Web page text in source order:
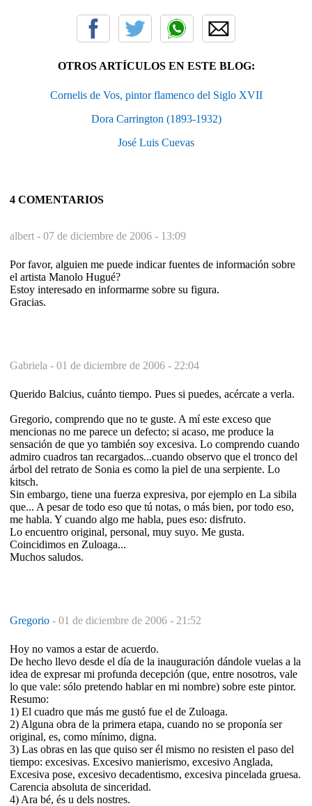
OTROS ARTÍCULOS EN ESTE BLOG:
Cornelis de Vos, pintor flamenco del Siglo XVII
Dora Carrington (1893-1932)
José Luis Cuevas
4 COMENTARIOS
albert - 07 de diciembre de 2006 - 13:09
Por favor, alguien me puede indicar fuentes de información sobre
el artista Manolo Hugué?
Estoy interesado en informarme sobre su figura.
Gracias.
Gabriela - 01 de diciembre de 2006 - 22:04
Querido Balcius, cuánto tiempo. Pues si puedes, acércate a verla.
Gregorio, comprendo que no te guste. A mí este exceso que
mencionas no me parece un defecto; si acaso, me produce la
sensación de que yo también soy excesiva. Lo comprendo cuando
admiro cuadros tan recargados...cuando observo que el tronco del
árbol del retrato de Sonia es como la piel de una serpiente. Lo
kitsch.
Sin embargo, tiene una fuerza expresiva, por ejemplo en La sibila
que... A pesar de todo eso que tú notas, o más bien, por todo eso,
me habla. Y cuando algo me habla, pues eso: disfruto.
Lo encuentro original, personal, muy suyo. Me gusta.
Coincidimos en Zuloaga...
Muchos saludos.
Gregorio - 01 de diciembre de 2006 - 21:52
Hoy no vamos a estar de acuerdo.
De hecho llevo desde el día de la inauguración dándole vuelas a la
idea de expresar mi profunda decepción (que, entre nosotros, vale
lo que vale: sólo pretendo hablar en mi nombre) sobre este pintor.
Resumo:
1) El cuadro que más me gustó fue el de Zuloaga.
2) Alguna obra de la primera etapa, cuando no se proponía ser
original, es, como mínimo, digna.
3) Las obras en las que quiso ser él mismo no resisten el paso del
tiempo: excesivas. Excesivo manierismo, excesivo Anglada,
Excesiva pose, excesivo decadentismo, excesiva pincelada gruesa.
Carencia absoluta de sinceridad.
4) Ara bé, és u dels nostres.